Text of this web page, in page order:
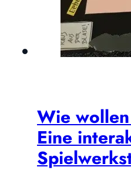
Wie
Eine